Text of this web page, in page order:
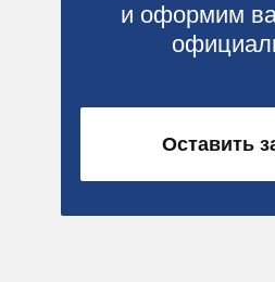
Оставить
и оформим